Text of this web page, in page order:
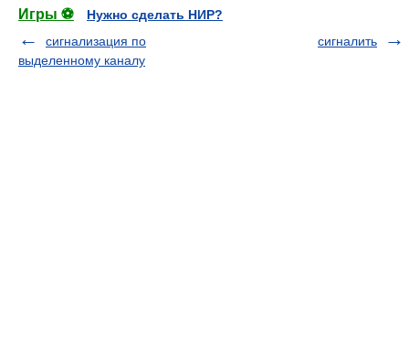
Игры ⚽
Нужно сделать НИР?
сигнализация по
выделенному каналу
сигналить